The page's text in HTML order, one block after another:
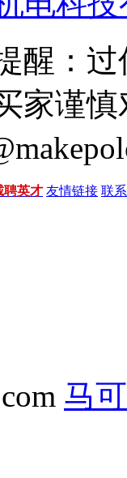
醒：
家谨
聘英才 友情链接 联
马